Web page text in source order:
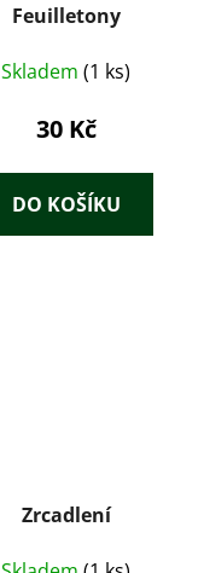
Feuilletony
Skladem (1 ks)
30 Kč
DO KOŠÍKU
Zrcadlení